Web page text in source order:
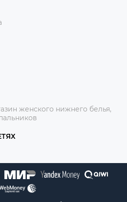
женского нижнего белья,